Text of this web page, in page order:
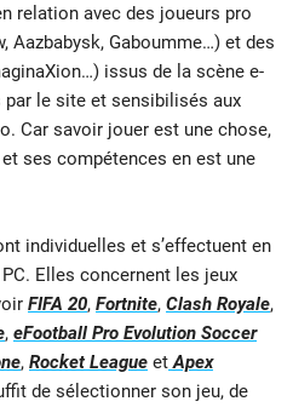
relation avec des joueurs pro
Aazbabysk, Gaboumme…) et des
issus de la scène e-
le site et sensibilisés aux
Car savoir jouer est une chose,
ses compétences en est une
individuelles et s’effectuent en
Elles concernent les jeux
FIFA 20, Fortnite, Clash Royale,
, eFootball Pro Evolution Soccer
, Rocket League etApex
de sélectionner son jeu, de